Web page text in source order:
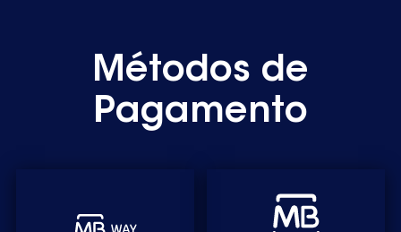
Métodos de
Pagamento